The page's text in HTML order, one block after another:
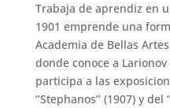
Trabaja de aprendiz en
1901 emprende una
Academia de Bellas
donde conoce a
participa a las
‘’Stephanos’’ (1907) y